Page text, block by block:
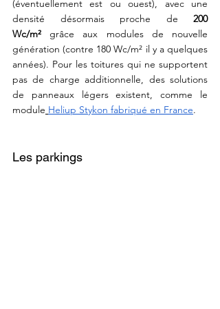
(éventuellement est ou ouest), avec une
densité désormais proche de 200
Wc/m² grâce aux modules de nouvelle
génération (contre 180 Wc/m² il y a quelques
années). Pour les toitures qui ne supportent
pas de charge additionnelle, des solutions
de panneaux légers existent, comme le
module Heliup Stykon fabriqué en France.
Les parkings